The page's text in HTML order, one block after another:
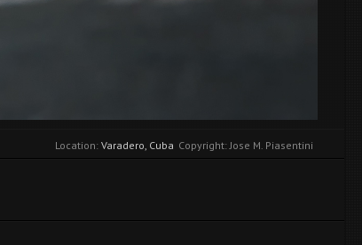
Copyright: Jose M. Piasentini
Location: Varadero, Cuba